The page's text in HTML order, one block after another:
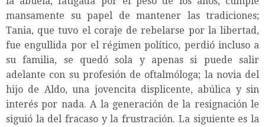
mansamente su papel de mantener las tradiciones;
Tania, que tuvo el coraje de rebelarse por la libertad,
fue engullida por el régimen político, perdió incluso a
su familia, se quedó sola y apenas si puede salir
adelante con su profesión de oftalmóloga; la novia del
hijo de Aldo, una jovencita displicente, abúlica y sin
interés por nada. A la generación de la resignación le
siguió la del fracaso y la frustración. La siguiente es la